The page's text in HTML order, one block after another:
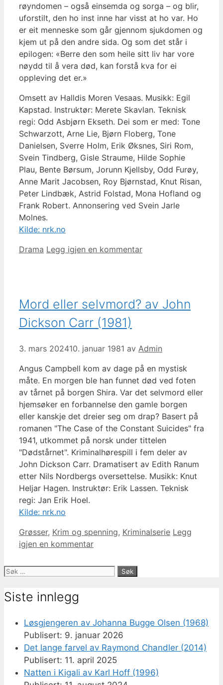
røyndomen – også einsemda og sorga – og blir,
uforstilt, den ho inst inne har visst at ho var. Ho
er eit menneske som går gjennom sjukdomen og
kjem ut på den andre sida. Og som det står i
epilogen: «Berre den som heile sitt liv har vore
nøydd til å vera død, kan forstå kva for ei
oppleving det er.»
Omsett av Halldis Moren Vesaas. Musikk: Egil
Kapstad. Instruktør: Merete Skavlan. Teknisk
regi: Odd Asbjørn Ekseth. Dei som er med: Tone
Schwarzott, Arne Lie, Bjørn Floberg, Tone
Danielsen, Sverre Holm, Erik Øksnes, Siri Rom,
Svein Tindberg, Gisle Straume, Hilde Sophie
Plau, Bente Børsum, Jorunn Kjellsby, Odd Furøy,
Anne Marit Jacobsen, Roy Bjørnstad, Knut Risan,
Peter Lindbæk, Astrid Folstad, Mona Hofland og
Frank Robert. Annonsering ved Svein Jarle
Molnes.
Kilde: nrk.no
Kategorier
Drama Legg igjen en kommentar
Mord eller selvmord? av John
Dickson Carr (1981)
3. mars 202410. januar 1981 av Admin
Angus Campbell kom av dage på en mystisk
måte. En morgen ble han funnet død ved foten
av tårnet på borgen Shira. Var det selvmord eller
hjemsøker en forbannelse den gamle borgen
eller kanskje det dreier seg om drap? Basert på
romanen "The Case of the Constant Suicides" fra
1941, utkommet på norsk under tittelen
"Dødstårnet". Kriminalhørespill i fem deler av
John Dickson Carr. Dramatisert av Edith Ranum
etter Nils Nordbergs oversettelse. Musikk: Knut
Heljar Hagen. Instruktør: Erik Lassen. Teknisk
regi: Jan Erik Hoel.
Kilde: nrk.no
Kategorier
Grøsser, Krim og spenning, Kriminalserie Legg
igjen en kommentar
Søk
Siste innlegg
Løsgjengeren av Johanna Bugge Olsen (1968)
9. januar 2026
Det lange farvel av Raymond Chandler (2014)
11. april 2025
Natten i Kigali av Karl Hoff (1996)